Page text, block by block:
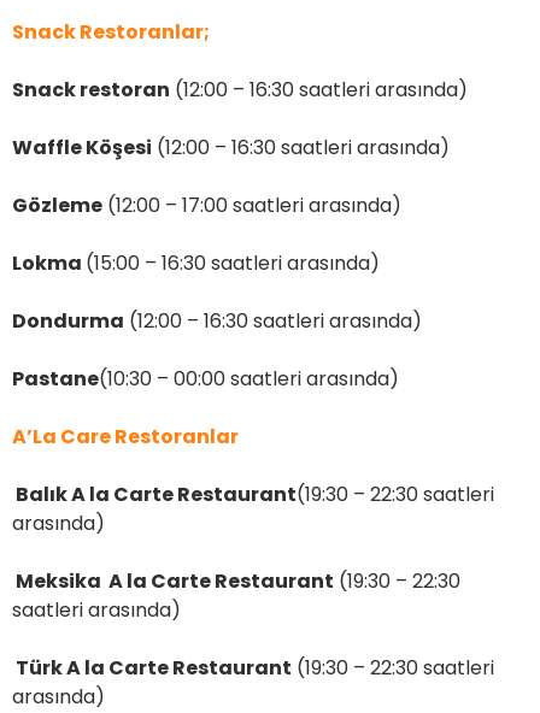
Snack Restoranlar;
Snack restoran (12:00 – 16:30 saatleri arasında)
Waffle Köşesi (12:00 – 16:30 saatleri arasında)
Gözleme (12:00 – 17:00 saatleri arasında)
Lokma (15:00 – 16:30 saatleri arasında)
Dondurma (12:00 – 16:30 saatleri arasında)
Pastane(10:30 – 00:00 saatleri arasında)
A’La Care Restoranlar
Balık A la Carte Restaurant(19:30 – 22:30 saatleri
arasında)
Meksika A la Carte Restaurant (19:30 – 22:30
saatleri arasında)
Türk A la Carte Restaurant (19:30 – 22:30 saatleri
arasında)